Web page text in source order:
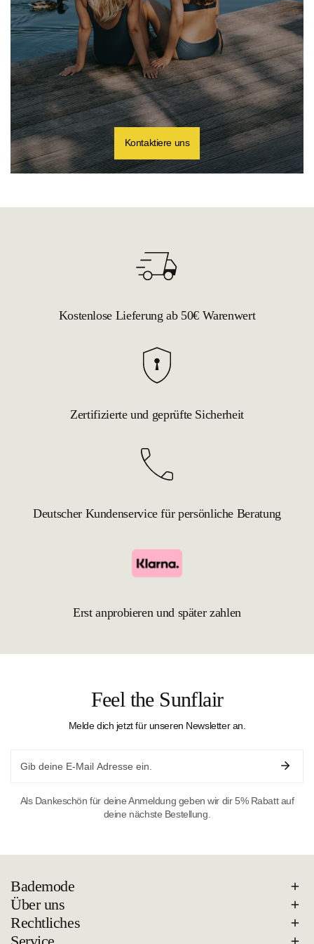
Kontaktiere uns
Kostenlose Lieferung ab 50€ Warenwert
Zertifizierte und geprüfte Sicherheit
Deutscher Kundenservice für persönliche Beratung
Erst anprobieren und später zahlen
Feel the Sunflair
Melde dich jetzt für unseren Newsletter an.
Als Dankeschön für deine Anmeldung geben wir dir 5% Rabatt auf
deine nächste Bestellung.
Bademode
Über uns
Rechtliches